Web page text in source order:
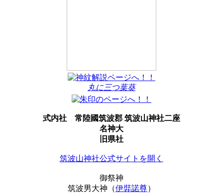
丸に三つ葉葵
式内社
常陸國筑波郡 筑波山神社二座
名神大
旧県社
筑波山神社公式サイトを開く
御祭神
筑波男大神（伊弉諾尊）